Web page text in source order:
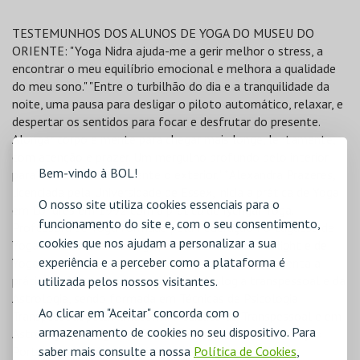
Bem-vindo à BOL!
O nosso site utiliza cookies essenciais para o
funcionamento do site e, com o seu consentimento,
cookies que nos ajudam a personalizar a sua
experiência e a perceber como a plataforma é
utilizada pelos nossos visitantes.
Ao clicar em "Aceitar" concorda com o
armazenamento de cookies no seu dispositivo. Para
saber mais consulte a nossa Política de Cookies,
TESTEMUNHOS DOS ALUNOS DE YOGA DO MUSEU DO
ORIENTE: "Yoga Nidra ajuda-me a gerir melhor o stress, a
encontrar o meu equilíbrio emocional e melhora a qualidade
do meu sono." "Entre o turbilhão do dia e a tranquilidade da
noite, uma pausa para desligar o piloto automático, relaxar, e
despertar os sentidos para focar e desfrutar do presente.
Alongar corpo e mente para chegar mais longe, lentamente,
com atenção e prazer. Um mergulho profundo pelo interior
para saborear atentamente o exterior." *Alexandra Prazeres,
em Londres em 1992 com a prática de Iyengar Yoga.
Professora de Yoga formada pela Federação Portuguesa de
Yoga. Tem o curso de Yoga para Grávidas da Birthlight e de
Yoga para Crianças da R.Y.E. Actualmente complementa a
prática de Yoga com o estudo da Psicologia transpessoal e da
Astrologia, sendo formada em Técnicas de Psicologia
Transpessoal pela Almasoma Instituto de Transpessoal e em
Astrologia pelo Quiron. Em colaboração com a Federação
Portuguesa de Yoga.